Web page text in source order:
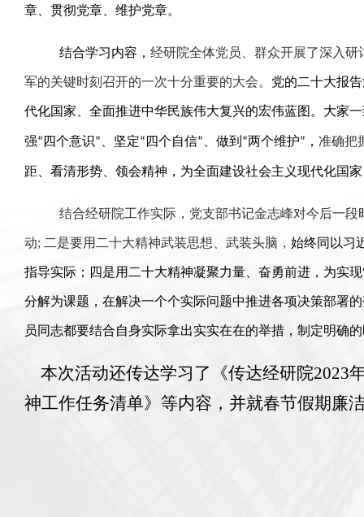
章、贯彻党章、维护党章。
结合学习内容， 经研院全体党员、群众开展了深入
军的关键时刻召开的一次十分重要的大会。 党的二十大报
代化国家、全面推进中华民族伟大复兴的宏伟蓝图。大家
强“ 四个意识” 、坚定“ 四个自信” 、做到 “两个维护” ， 准确把
距、看清形势、领会精神，为全面建设社会主义现代化国
结合经研院工作实际，党支部书记金志峰对今后一
动; 二是要用二十大精神武装思想、武装头脑， 始终同以习
指导实际；四是用二十大精神凝聚力量、奋勇前进，为实
分解为课题，在解决一个个实际问题中推进各项决策部署
员同志都要结合自身实际拿出实实在在的举措，制定明确
本次活动还传达学习了《传达经研院2023
神工作任务清单》等内容 ，并就春节假期廉